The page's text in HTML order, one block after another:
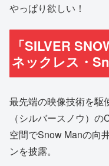
やっぱり欲しい！
「SILVER
ネックレス・
最先端の映像技術を駆
（シルバースノウ）
空間でSnow Manの向
ンを披露。